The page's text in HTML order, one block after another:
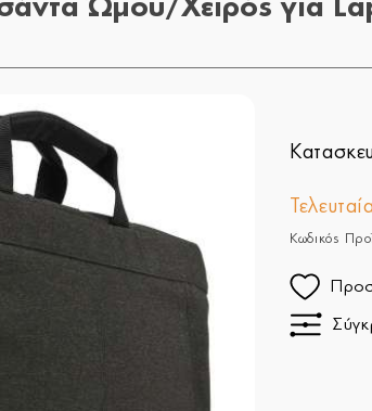
Ώμου/Χειρός για
Κωδικός